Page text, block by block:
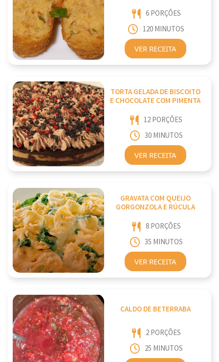
6 PORÇÕES
120 MINUTOS
VER RECEITA
TORTA GELADA DE BISCOITO
E CHOCOLATE COM PIMENTA
12 PORÇÕES
30 MINUTOS
VER RECEITA
GRAVATA COM QUEIJO
GORGONZOLA E RÚCULA
8 PORÇÕES
35 MINUTOS
VER RECEITA
CALDO DE BETERRABA
2 PORÇÕES
25 MINUTOS